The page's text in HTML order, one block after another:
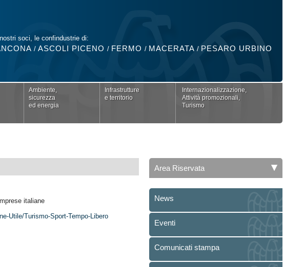
nostri soci, le confindustrie di:
/ ASCOLI PICENO / FERMO / MACERATA / PESARO URBINO
Ambiente,
sicurezza
ed energia
Infrastrutture
e territorio
Internazionalizzazione,
Attività promozionali,
Turismo
italiane
Utile/Turismo-Sport-Tempo-Libero
Area Riservata
News
Eventi
Comunicati stampa